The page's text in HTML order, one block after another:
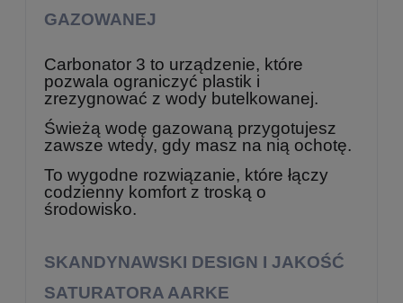
GAZOWANEJ
Carbonator 3 to urządzenie, które
pozwala ograniczyć plastik i
zrezygnować z wody butelkowanej.
Świeżą wodę gazowaną przygotujesz
zawsze wtedy, gdy masz na nią ochotę.
To wygodne rozwiązanie, które łączy
codzienny komfort z troską o
środowisko.
SKANDYNAWSKI DESIGN I JAKOŚĆ
SATURATORA AARKE